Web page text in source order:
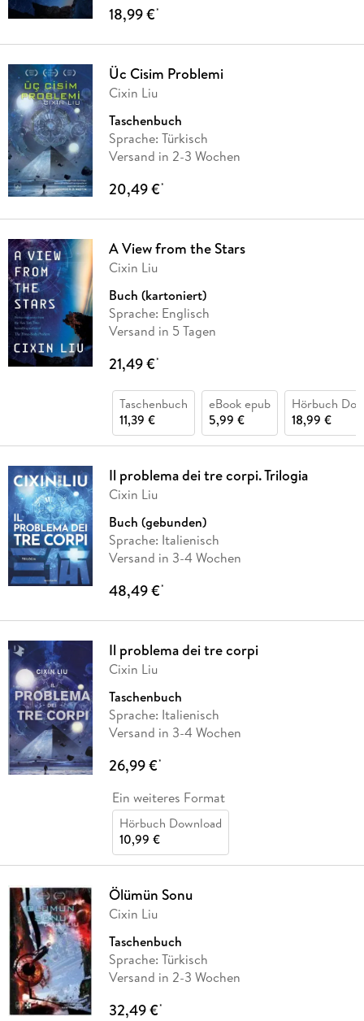
18,99 €*
Üc Cisim Problemi
Cixin Liu
Taschenbuch
Sprache: Türkisch
Versand in 2-3 Wochen
20,49 €*
A View from the Stars
Cixin Liu
Buch (kartoniert)
Sprache: Englisch
Versand in 5 Tagen
21,49 €*
Taschenbuch
11,39 €
eBook epub
5,99 €
Hörbuch
18,99 €
Il problema dei tre corpi. Trilogia
Cixin Liu
Buch (gebunden)
Sprache: Italienisch
Versand in 3-4 Wochen
48,49 €*
Il problema dei tre corpi
Cixin Liu
Taschenbuch
Sprache: Italienisch
Versand in 3-4 Wochen
26,99 €*
Ein weiteres Format
Hörbuch Download
10,99 €
Ölümün Sonu
Cixin Liu
Taschenbuch
Sprache: Türkisch
Versand in 2-3 Wochen
32,49 €*